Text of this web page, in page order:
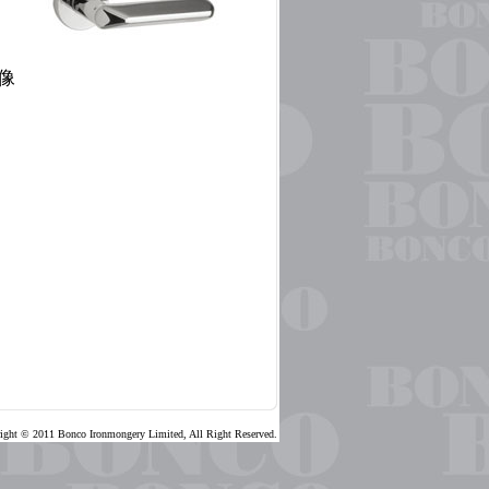
© 2011 Bonco Ironmongery Limited, All Right Reserved.